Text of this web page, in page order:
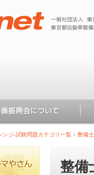
ンジ-試験問題カテゴリ一覧 > 整備
整備